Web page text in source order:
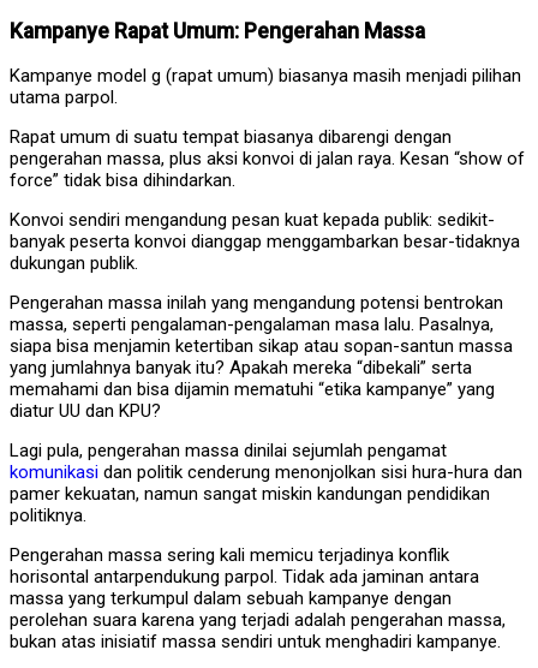
Kampanye Rapat Umum: Pengerahan Massa
Kampanye model g (rapat umum) biasanya masih menjadi pilihan
utama parpol.
Rapat umum di suatu tempat biasanya dibarengi dengan
pengerahan massa, plus aksi konvoi di jalan raya. Kesan “show of
force” tidak bisa dihindarkan.
Konvoi sendiri mengandung pesan kuat kepada publik: sedikit-
banyak peserta konvoi dianggap menggambarkan besar-tidaknya
dukungan publik.
Pengerahan massa inilah yang mengandung potensi bentrokan
massa, seperti pengalaman-pengalaman masa lalu. Pasalnya,
siapa bisa menjamin ketertiban sikap atau sopan-santun massa
yang jumlahnya banyak itu? Apakah mereka “dibekali” serta
memahami dan bisa dijamin mematuhi “etika kampanye” yang
diatur UU dan KPU?
Lagi pula, pengerahan massa dinilai sejumlah pengamat
komunikasi dan politik cenderung menonjolkan sisi hura-hura dan
pamer kekuatan, namun sangat miskin kandungan pendidikan
politiknya.
Pengerahan massa sering kali memicu terjadinya konflik
horisontal antarpendukung parpol. Tidak ada jaminan antara
massa yang terkumpul dalam sebuah kampanye dengan
perolehan suara karena yang terjadi adalah pengerahan massa,
bukan atas inisiatif massa sendiri untuk menghadiri kampanye.